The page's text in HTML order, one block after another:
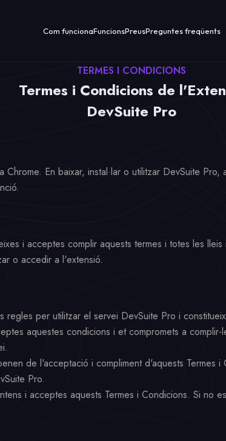
Com funcionaFuncionsPreusPreguntes freqüents
TERMES I CONDICIONS
Termes i Condicions de
DevSuite Pro
En baixar, instal·lar o utilitzar DevSuite
i acceptes complir aquests termes i totes les
o accedir a l'extensió.
regles per utilitzar el servei DevSuite Pro i
aquestes condicions i et compromets a
de l'acceptació i compliment d'aquests Termes
Pro.
i acceptes aquests Termes i Condicions. Si no